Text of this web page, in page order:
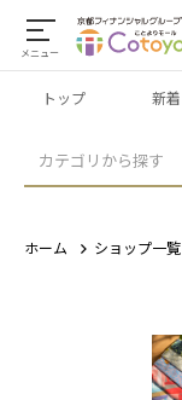
メニュー
カテゴリから探す
トップ 新着
ホーム ショップ一覧